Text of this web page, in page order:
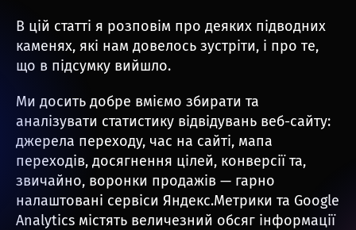
В цій статті я розповім про деяких підводних
каменях, які нам довелось зустріти, і про те,
що в підсумку вийшло.
Ми досить добре вміємо збирати та
аналізувати статистику відвідувань веб-сайту:
джерела переходу, час на сайті, мапа
переходів, досягнення цілей, конверсії та,
звичайно, воронки продажів — гарно
налаштовані сервіси Яндекс.Метрики та Google
Analytics містять величезний обсяг інформації